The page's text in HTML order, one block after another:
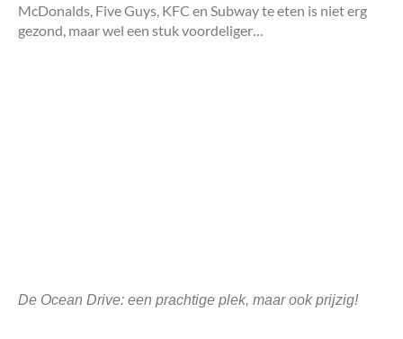
McDonalds, Five Guys, KFC en Subway te eten is niet erg
gezond, maar wel een stuk voordeliger…
De Ocean Drive: een prachtige plek, maar ook prijzig!